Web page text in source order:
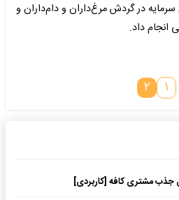
در گردش مرغ‌داران و دام‌داران و
انجام داد.
۱ ۲